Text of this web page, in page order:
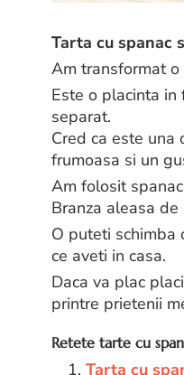
Tarta cu spanac
Am transformat
Este o placinta in
separat.
Cred ca este una
frumoasa si un
Am folosit
Branza aleasa
O puteti schimba
ce aveti in casa.
Daca va plac
printre prietenii
Retete tarte cu
1. Tarta cu